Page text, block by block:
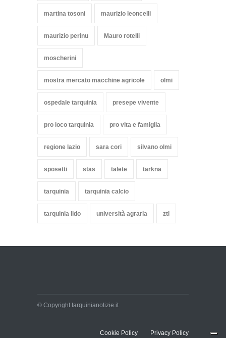
martina tosoni maurizio leoncelli
maurizio perinu Mauro rotelli
moscherini
mostra mercato macchine agricole olmi
ospedale tarquinia presepe vivente
pro loco tarquinia pro vita e famiglia
regione lazio sara cori silvano olmi
sposetti stas talete tarkna
tarquinia tarquinia calcio
tarquinia lido università agraria ztl
© Copyright tarquinianotizie.it
Cookie Policy Privacy Policy